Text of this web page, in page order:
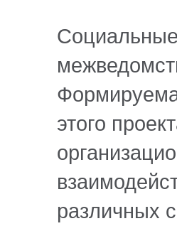
этого
различных